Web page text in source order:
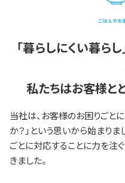
「暮らしにくい暮らし
私たちはお客様と
当社は、お客様のお困りごと
か？」という思いから始まり
ごとに対応することに力を注
きました。